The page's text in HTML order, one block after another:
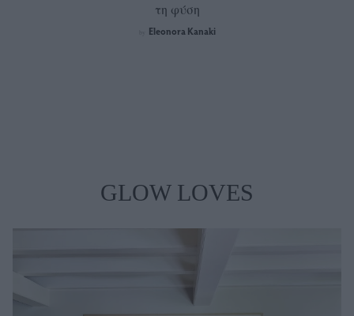
τη φύση
Eleonora Kanaki
GLOW LOVES